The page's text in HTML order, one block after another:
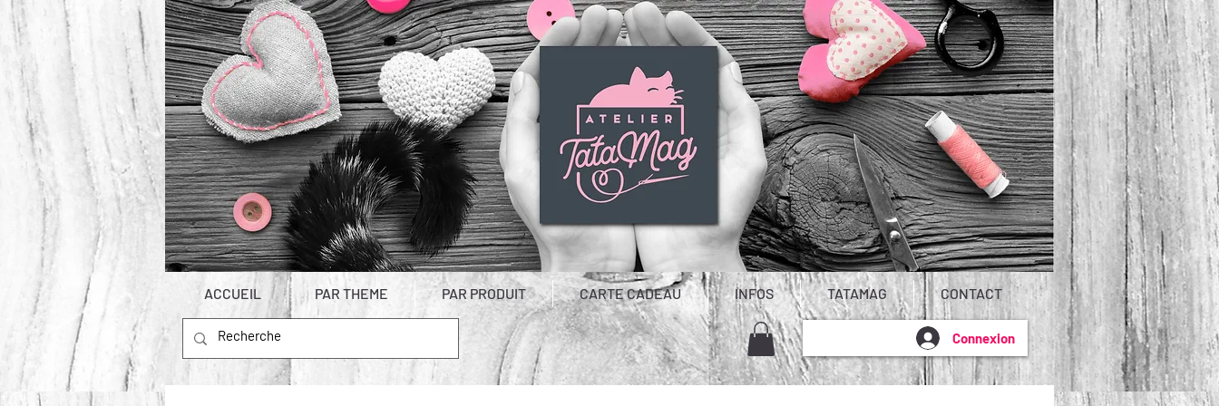
ACCUEIL PAR THEME PAR PRODUIT CARTE CADEAU INFOS TATAMAG CONTACT
Connexion